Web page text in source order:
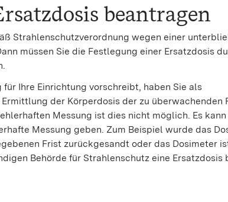
beantragen
Strahlenschutzverordnung wegen einer
müssen Sie die Festlegung einer Ersatzdosis
Ihre Einrichtung vorschreibt, haben Sie als
der Körperdosis der zu überwachenden
Messung ist dies nicht möglich. Es
Messung geben. Zum Beispiel wurde das
Frist zurückgesandt oder das Dosimeter
Behörde für Strahlenschutz eine Ersatzdosis